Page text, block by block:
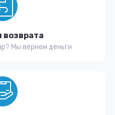
возврата
Мы вернем деньги